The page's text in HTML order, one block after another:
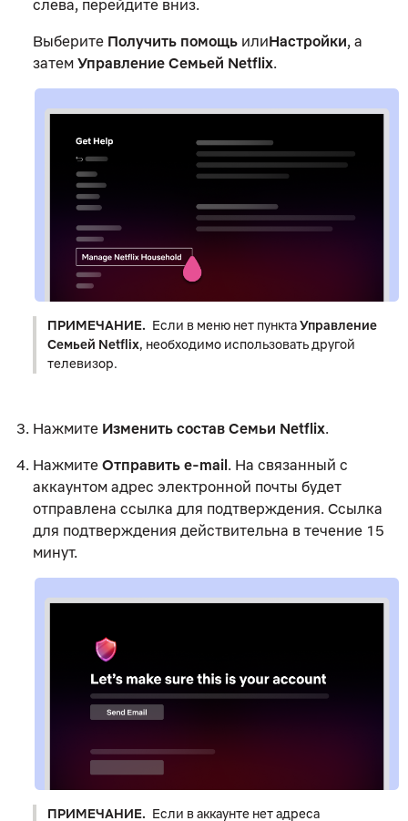
слева, перейдите вниз.
Выберите Получить помощь илиНастройки, а
затем Управление Семьей Netflix.
ПРИМЕЧАНИЕ. Если в меню нет пунктаУправление
Семьей Netflix, необходимо использовать другой
телевизор.
Нажмите Изменить состав Семьи Netflix.
Нажмите Отправить e-mail. На связанный с
аккаунтом адрес электронной почты будет
отправлена ссылка для подтверждения. Ссылка
для подтверждения действительна в течение 15
минут.
ПРИМЕЧАНИЕ. Если в аккаунте нет адреса